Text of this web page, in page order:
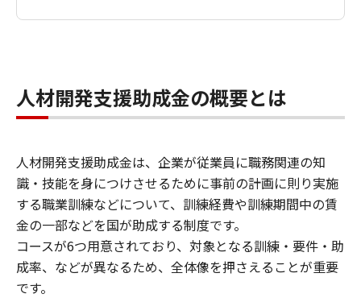
人材開発支援助成金の概要とは
人材開発支援助成金は、企業が従業員に職務関連の知
識・技能を身につけさせるために事前の計画に則り実施
する職業訓練などについて、訓練経費や訓練期間中の賃
金の一部などを国が助成する制度です。
コースが6つ用意されており、対象となる訓練・要件・助
成率、などが異なるため、全体像を押さえることが重要
です。